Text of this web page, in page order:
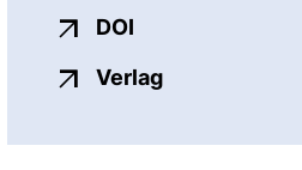
DOI
Verlagexterner